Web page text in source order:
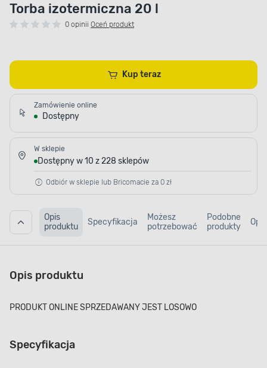
Torba izotermiczna 20 l
0 opinii Oceń produkt
Kup teraz
Zamówienie online
Dostępny
W sklepie
Dostępny w 10 z 228 sklepów
Odbiór w sklepie lub Bricomacie za 0 zł
Opis
produktu
Specyfikacja
Możesz
potrzebować
Podobne
produkty
Opis produktu
PRODUKT ONLINE SPRZEDAWANY JEST LOSOWO
Specyfikacja